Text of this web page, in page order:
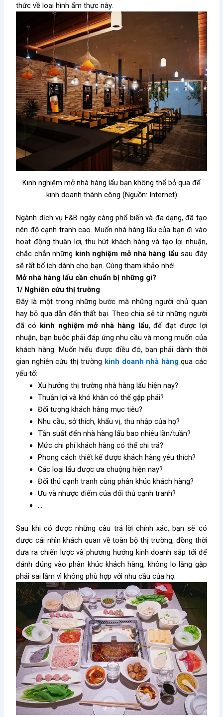
thức về loại hình ẩm thực này.
Kinh nghiệm mở nhà hàng lẩu bạn không thể bỏ qua để
kinh doanh thành công (Nguồn: Internet)
Ngành dịch vụ F&B ngày càng phổ biến và đa dạng, đã tạo
nên độ cạnh tranh cao. Muốn nhà hàng lẩu của bạn đi vào
hoạt động thuận lợi, thu hút khách hàng và tạo lợi nhuận,
chắc chắn những kinh nghiệm mở nhà hàng lẩu sau đây
sẽ rất bổ ích dành cho bạn. Cùng tham khảo nhé!
Mở nhà hàng lẩu cần chuẩn bị những gì?
1/ Nghiên cứu thị trường
Đây là một trong những bước mà những người chủ quan
hay bỏ qua dẫn đến thất bại. Theo chia sẻ từ những người
đã có kinh nghiệm mở nhà hàng lẩu, để đạt được lợi
nhuận, bạn buộc phải đáp ứng nhu cầu và mong muốn của
khách hàng. Muốn hiểu được điều đó, bạn phải dành thời
gian nghiên cứu thị trường kinh doanh nhà hàng qua các
yếu tố:
Xu hướng thị trường nhà hàng lẩu hiện nay?
Thuận lợi và khó khăn có thể gặp phải?
Đối tượng khách hàng mục tiêu?
Nhu cầu, sở thích, khẩu vị, thu nhập của họ?
Tần suất đến nhà hàng lẩu bao nhiêu lần/tuần?
Mức chi phí khách hàng có thể chi trả?
Phong cách thiết kế được khách hàng yêu thích?
Các loại lẩu được ưa chuộng hiện nay?
Đối thủ cạnh tranh cùng phân khúc khách hàng?
Ưu và nhược điểm của đối thủ cạnh tranh?
…
Sau khi có được những câu trả lời chính xác, bạn sẽ có
được cái nhìn khách quan về toàn bộ thị trường, đồng thời
đưa ra chiến lược và phương hướng kinh doanh sắp tới để
đánh đúng vào phân khúc khách hàng, không lo lắng gặp
phải sai lầm vì không phù hợp với nhu cầu của họ.